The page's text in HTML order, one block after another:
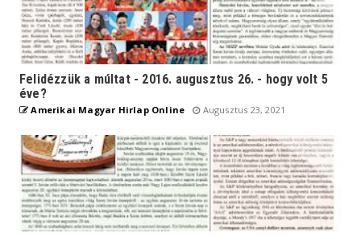
Felidézzük a múltat - 2016. augusztus 26. - hogy volt 5
éve?
Amerikai Magyar Hirlap Online Augusztus 23, 2021